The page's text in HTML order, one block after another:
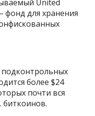
United
фонд для хранения
более $24
почти вся
биткоинов.